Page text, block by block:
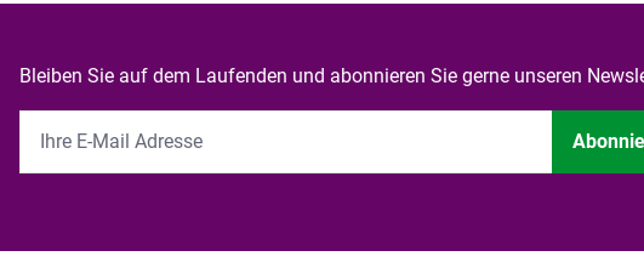
Bleiben Sie auf dem Laufenden und abonnieren Sie gerne unseren